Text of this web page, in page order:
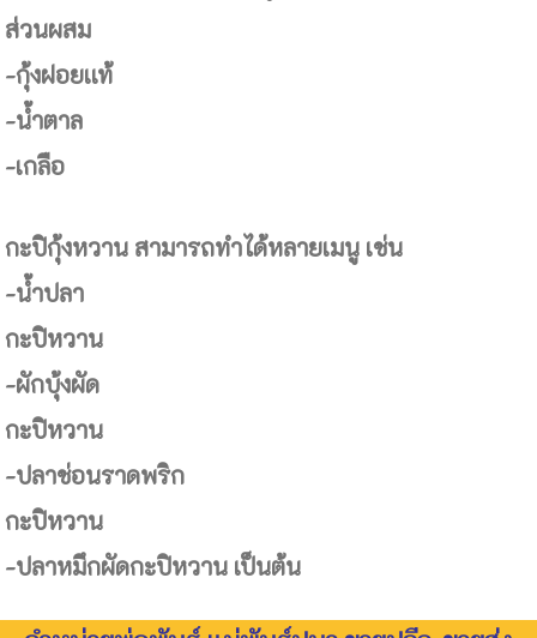
ส่วนผสม
-กุ้งฝอยเเท้
-น้ำตาล
-เกลือ
กะปิกุ้งหวาน สามารถทำได้หลายเมนู เช่น
-น้ำปลา
กะปิหวาน
-ผักบุ้งผัด
กะปิหวาน
-ปลาช่อนราดพริก
กะปิหวาน
-ปลาหมึกผัดกะปิหวาน เป็นต้น